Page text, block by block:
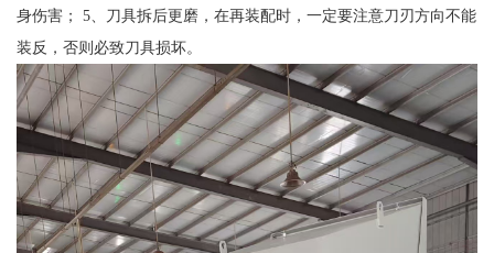
身伤害； 5、刀具拆后更磨，在再装配时，一定要注意刀刃方向不能
装反，否则必致刀具损坏。